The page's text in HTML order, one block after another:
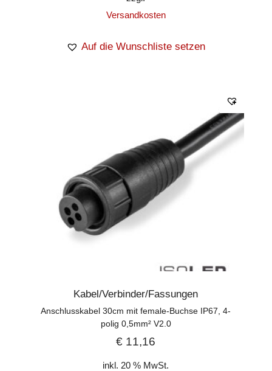
Versandkosten
Auf die Wunschliste setzen
Kabel/Verbinder/Fassungen
Anschlusskabel 30cm mit female-Buchse IP67, 4-
polig 0,5mm² V2.0
€ 11,16
inkl. 20 % MwSt.